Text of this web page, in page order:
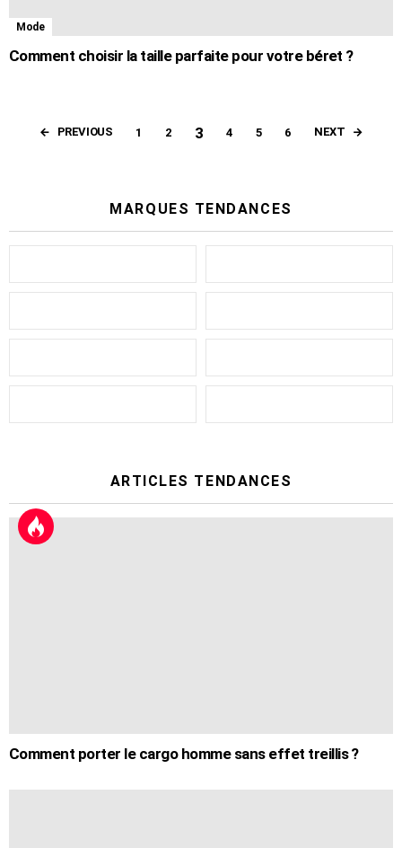
Mode
Comment choisir la taille parfaite pour votre béret ?
PREVIOUS 1 2 3 4 5 6 NEXT
MARQUES TENDANCES
ARTICLES TENDANCES
Comment porter le cargo homme sans effet treillis ?